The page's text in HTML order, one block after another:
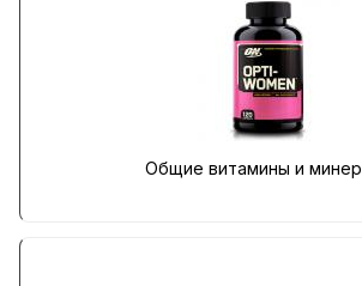
Общие витамины и